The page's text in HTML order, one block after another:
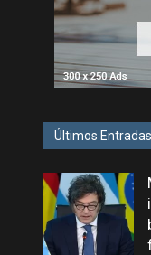
Últimos Entradas